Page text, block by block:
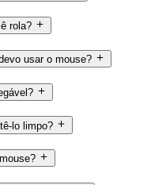
rola?
usar o mouse?
lo limpo?